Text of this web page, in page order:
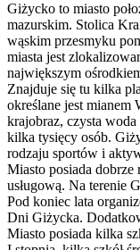
Giżycko to miasto
mazurskim. Stolica
wąskim przesmyku
miasta jest
największym
Znajduje się tu kilka
określane jest
krajobraz, czysta
kilka tysięcy osób.
rodzaju sportów i
Miasto posiada
usługową. Na terenie
Pod koniec lata
Dni Giżycka.
Miasto posiada kilka